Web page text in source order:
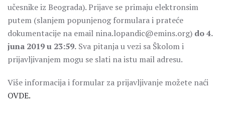
učesnike iz Beograda). Prijave se primaju elektronsim
putem (slanjem popunjenog formulara i prateće
dokumentacije na email nina.lopandic@emins.org) do 4.
juna 2019 u 23:59. Sva pitanja u vezi sa Školom i
prijavljivanjem mogu se slati na istu mail adresu.
Više informacija i formular za prijavljivanje možete naći
OVDE.